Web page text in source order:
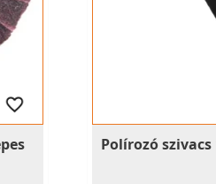
Polírozó szivacs